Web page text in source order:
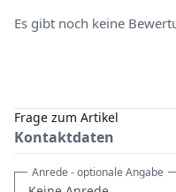
Es gibt noch keine
Frage zum Artikel
Kontaktdaten
Anrede- optionale Angabe